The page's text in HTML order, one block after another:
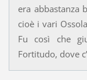
era abbastanza
cioè i vari
Fu così che
Fortitudo, dove